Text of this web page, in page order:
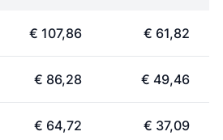
€ 107,86 € 61,82
€ 86,28 € 49,46
€ 64,72 € 37,09